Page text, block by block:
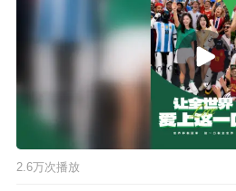
2.6万次播放